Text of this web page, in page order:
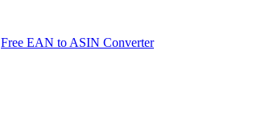
Free EAN to ASIN Converter